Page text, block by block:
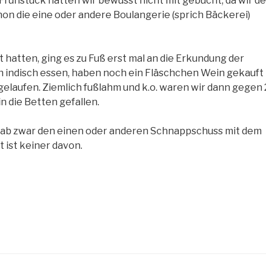
die eine oder andere Boulangerie (sprich Bäckerei)
ging es zu Fuß erst mal an die Erkundung der
essen, haben noch ein Fläschchen Wein gekauft
Ziemlich fußlahm und k.o. waren wir dann gegen
die Betten gefallen.
zwar den einen oder anderen Schnappschuss mit dem
ist keiner davon.